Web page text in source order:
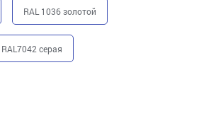
RAL 1036 золотой
RAL7042 серая